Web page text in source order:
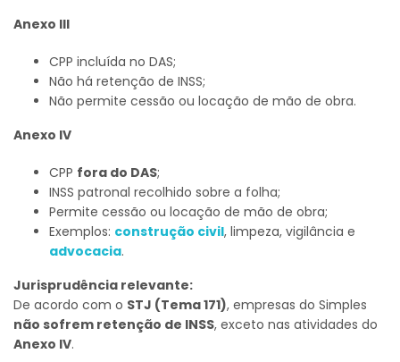
Anexo III
CPP incluída no DAS;
Não há retenção de INSS;
Não permite cessão ou locação de mão de obra.
Anexo IV
CPP fora do DAS;
INSS patronal recolhido sobre a folha;
Permite cessão ou locação de mão de obra;
Exemplos: construção civil, limpeza, vigilância e
advocacia.
Jurisprudência relevante:
De acordo com o STJ (Tema 171), empresas do Simples
não sofrem retenção de INSS, exceto nas atividades do
Anexo IV.